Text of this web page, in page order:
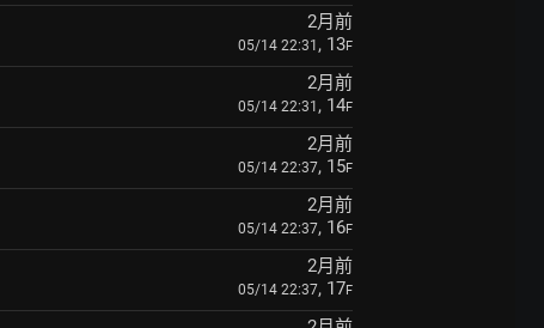
2月前
05/14 22:31 , 13F
2月前
05/14 22:31 , 14F
2月前
05/14 22:37, 15F
2月前
05/14 22:37, 16F
2月前
05/14 22:37, 17F